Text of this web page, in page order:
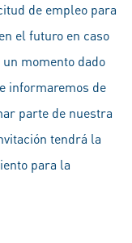
de empleo para
el futuro en caso
momento dado
informaremos de
parte de nuestra
tendrá la
para la